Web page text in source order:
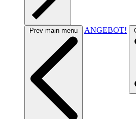
Prev main menu ANGEBOT!